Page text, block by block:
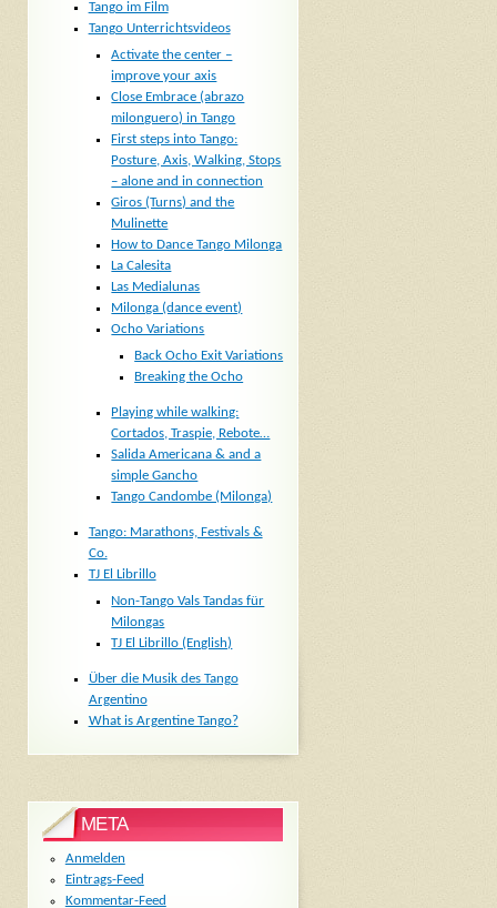
Tango im Film
Tango Unterrichtsvideos
Activate the center –
improve your axis
Close Embrace (abrazo
milonguero) in Tango
First steps into Tango:
Posture, Axis, Walking, Stops
– alone and in connection
Giros (Turns) and the
Mulinette
How to Dance Tango Milonga
La Calesita
Las Medialunas
Milonga (dance event)
Ocho Variations
Back Ocho Exit Variations
Breaking the Ocho
Playing while walking:
Cortados, Traspie, Rebote…
Salida Americana & and a
simple Gancho
Tango Candombe (Milonga)
Tango: Marathons, Festivals &
Co.
TJ El Librillo
Non-Tango Vals Tandas für
Milongas
TJ El Librillo (English)
Über die Musik des Tango
Argentino
What is Argentine Tango?
META
Anmelden
Eintrags-Feed
Kommentar-Feed